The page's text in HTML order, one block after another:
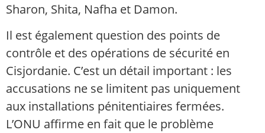
Sharon, Shita, Nafha et Damon.
Il est également question des points de
contrôle et des opérations de sécurité en
Cisjordanie. C’est un détail important : les
accusations ne se limitent pas uniquement
aux installations pénitentiaires fermées.
L’ONU affirme en fait que le problème